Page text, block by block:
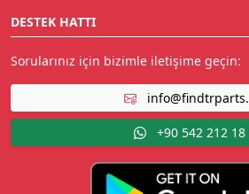
DESTEK HATTI
Sorularınız için bizimle iletişime geçin:
+90 542 212 18